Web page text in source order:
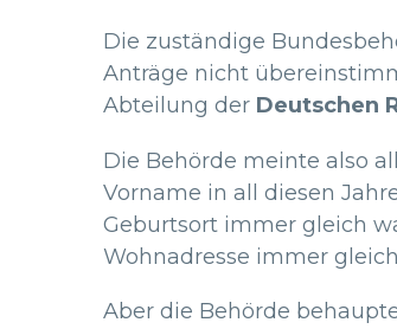
Die zuständige
Anträge nicht
Abteilung der Deutschen
Die Behörde meinte also
Vorname in all diesen
Geburtsort immer gleich
Wohnadresse immer
Aber die Behörde